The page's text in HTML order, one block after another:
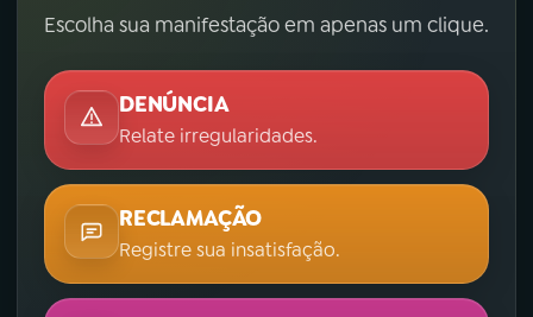
Escolha sua manifestação em apenas um clique.
DENÚNCIA
Relate irregularidades.
RECLAMAÇÃO
Registre sua insatisfação.